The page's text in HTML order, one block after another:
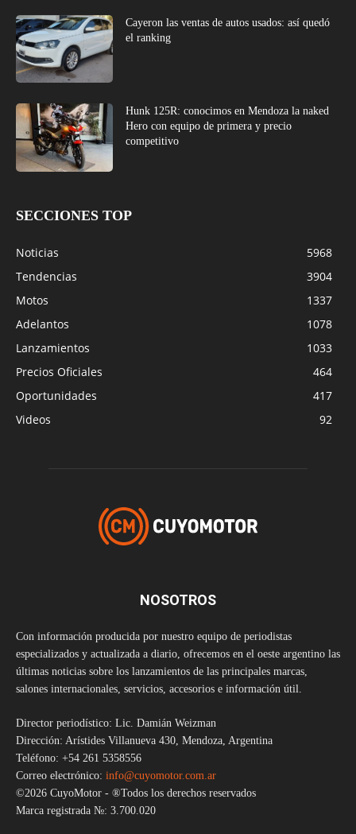
Cayeron las ventas de autos usados: así quedó
el ranking
Hunk 125R: conocimos en Mendoza la naked
Hero con equipo de primera y precio
competitivo
SECCIONES TOP
Noticias
5968
Tendencias
3904
Motos
1337
Adelantos
1078
Lanzamientos
1033
Precios Oficiales
464
Oportunidades
417
Videos
92
NOSOTROS
Con información producida por nuestro equipo de periodistas
especializados y actualizada a diario, ofrecemos en el oeste argentino las
últimas noticias sobre los lanzamientos de las principales marcas,
salones internacionales, servicios, accesorios e información útil.
Director periodístico: Lic. Damián Weizman
Dirección: Arístides Villanueva 430, Mendoza, Argentina
Teléfono: +54 261 5358556
Correo electrónico: info@cuyomotor.com.ar
©2026 CuyoMotor - ®Todos los derechos reservados
Marca registrada №: 3.700.020